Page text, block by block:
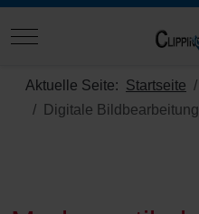
Mobile Menu Toggle
Aktuelle Seite: Startseite
Digitale Bildbearbeitung